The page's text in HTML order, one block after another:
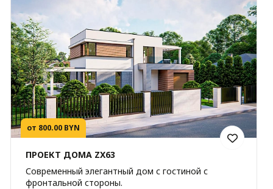
от 800.00 BYN
ПРОЕКТ ДОМА ZX63
Современный элегантный дом с гостиной с
фронтальной стороны.